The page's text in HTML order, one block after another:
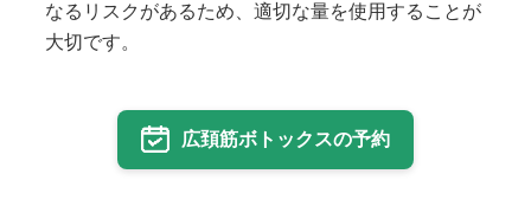
なるリスクがあるため、適切な量を使用することが
大切です。
広頚筋ボトックスの予約